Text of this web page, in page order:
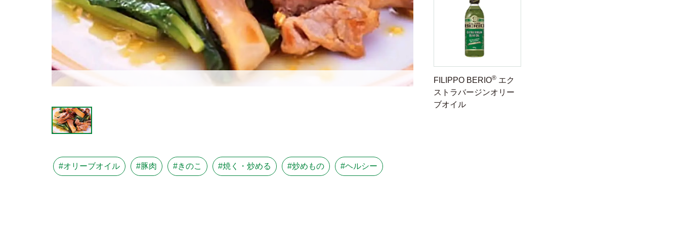
#オリーブオイル #豚肉 #きのこ #焼く・炒める #炒めもの #ヘルシー
FILIPPO BERIO® エク
ストラバージンオリー
ブオイル